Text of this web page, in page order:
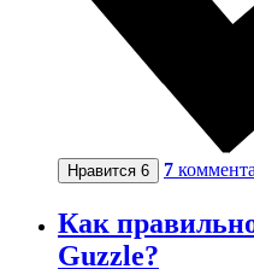
Нравится 6 7
Как
Guzzle?